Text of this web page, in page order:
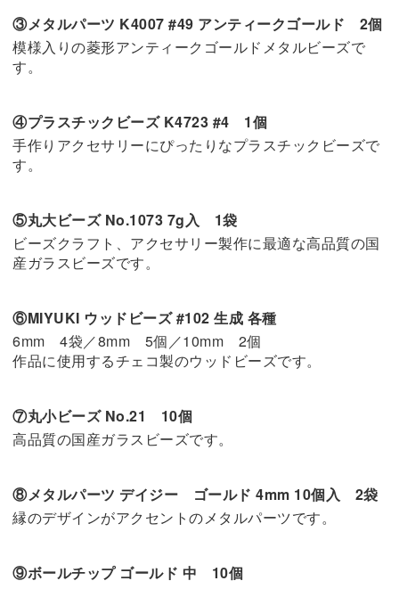
③メタルパーツ K4007 #49 アンティークゴールド 2個
模様入りの菱形アンティークゴールドメタルビーズで
す。
④プラスチックビーズ K4723 #4 1個
手作りアクセサリーにぴったりなプラスチックビーズで
す。
⑤丸大ビーズ No.1073 7g入 1袋
ビーズクラフト、アクセサリー製作に最適な高品質の国
産ガラスビーズです。
⑥MIYUKI ウッドビーズ #102 生成 各種
6mm 4袋／8mm 5個／10mm 2個
作品に使用するチェコ製のウッドビーズです。
⑦丸小ビーズ No.21 10個
高品質の国産ガラスビーズです。
⑧メタルパーツ デイジー ゴールド 4mm 10個入 2袋
縁のデザインがアクセントのメタルパーツです。
⑨ボールチップ ゴールド 中 10個